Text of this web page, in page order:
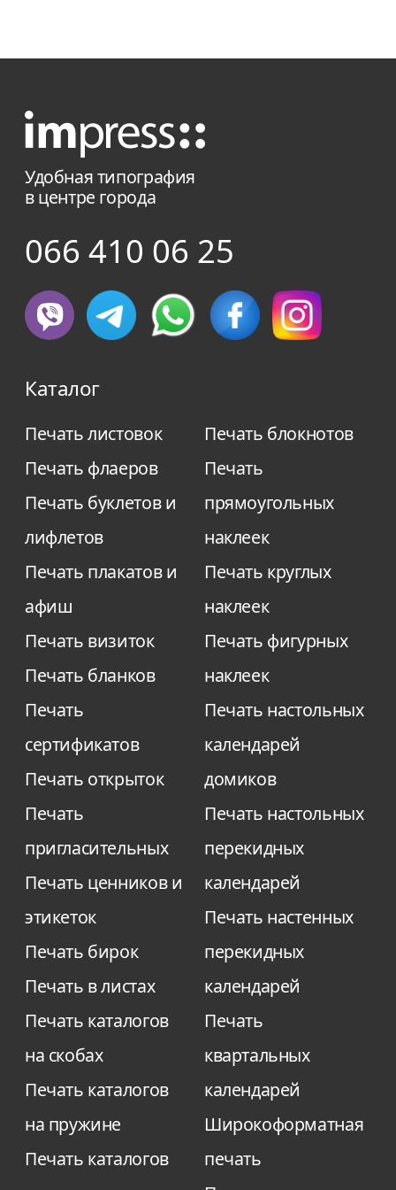
Удобная типография
в центре города
066 410 06 25
Каталог
Печать листовок
Печать флаеров
Печать буклетов и
лифлетов
Печать плакатов и
афиш
Печать визиток
Печать бланков
Печать
сертификатов
Печать открыток
Печать
пригласительных
Печать ценников и
этикеток
Печать бирок
Печать в листах
Печать каталогов
на скобах
Печать каталогов
на пружине
Печать каталогов
Печать блокнотов
Печать
прямоугольных
наклеек
Печать круглых
наклеек
Печать фигурных
наклеек
Печать настольных
календарей
домиков
Печать настольных
перекидных
календарей
Печать настенных
перекидных
календарей
Печать
квартальных
календарей
Широкоформатная
печать